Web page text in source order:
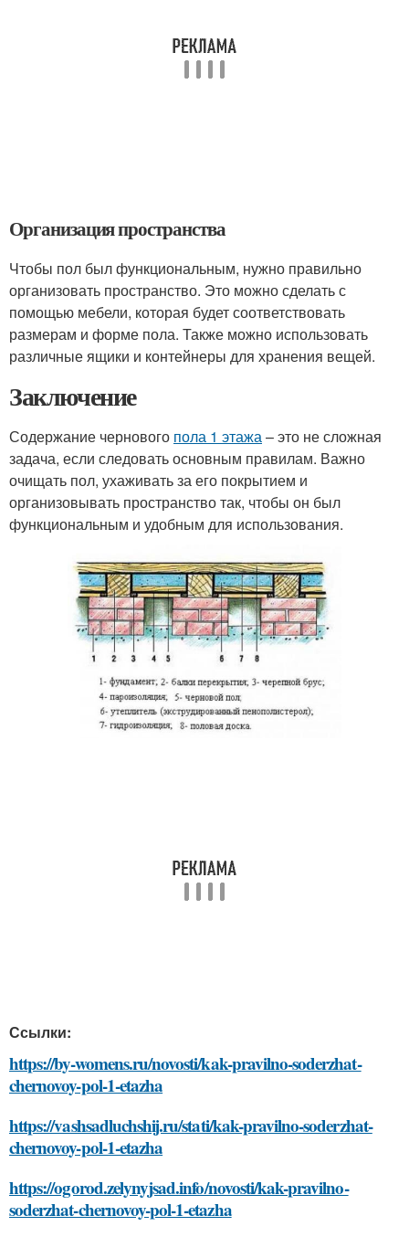
Организация пространства
Чтобы пол был функциональным, нужно правильно
организовать пространство. Это можно сделать с
помощью мебели, которая будет соответствовать
размерам и форме пола. Также можно использовать
различные ящики и контейнеры для хранения вещей.
Заключение
Содержание чернового пола 1 этажа– это не сложная
задача, если следовать основным правилам. Важно
очищать пол, ухаживать за его покрытием и
организовывать пространство так, чтобы он был
функциональным и удобным для использования.
Ссылки:
https://by-womens.ru/novosti/kak-pravilno-soderzhat-
chernovoy-pol-1-etazha
https://vashsadluchshij.ru/stati/kak-pravilno-soderzhat-
chernovoy-pol-1-etazha
https://ogorod.zelynyjsad.info/novosti/kak-pravilno-
soderzhat-chernovoy-pol-1-etazha